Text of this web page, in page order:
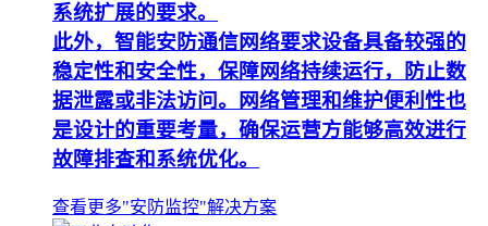
系统扩展的要求。
此外，智能安防通信网络要求设备具备较强的
稳定性和安全性，保障网络持续运行，防止数
据泄露或非法访问。网络管理和维护便利性也
是设计的重要考量，确保运营方能够高效进行
故障排查和系统优化。
查看更多"安防监控"解决方案